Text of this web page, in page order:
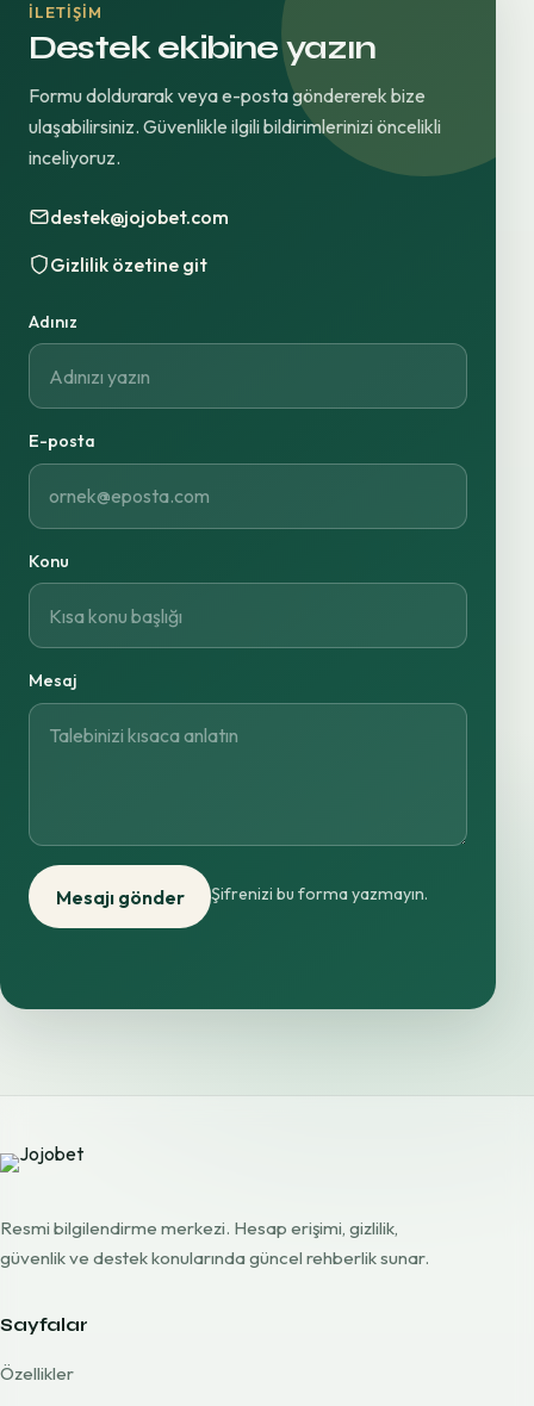
İLETIŞIM
Destek ekibine yazın
Formu doldurarak veya e-posta göndererek bize
ulaşabilirsiniz. Güvenlikle ilgili bildirimlerinizi öncelikli
inceliyoruz.
destek@jojobet.com
Gizlilik özetine git
Adınız
E-posta
Konu
Mesaj
Mesajı gönder Şifrenizi bu forma yazmayın.
Resmi bilgilendirme merkezi. Hesap erişimi, gizlilik,
güvenlik ve destek konularında güncel rehberlik sunar.
Sayfalar
Özellikler